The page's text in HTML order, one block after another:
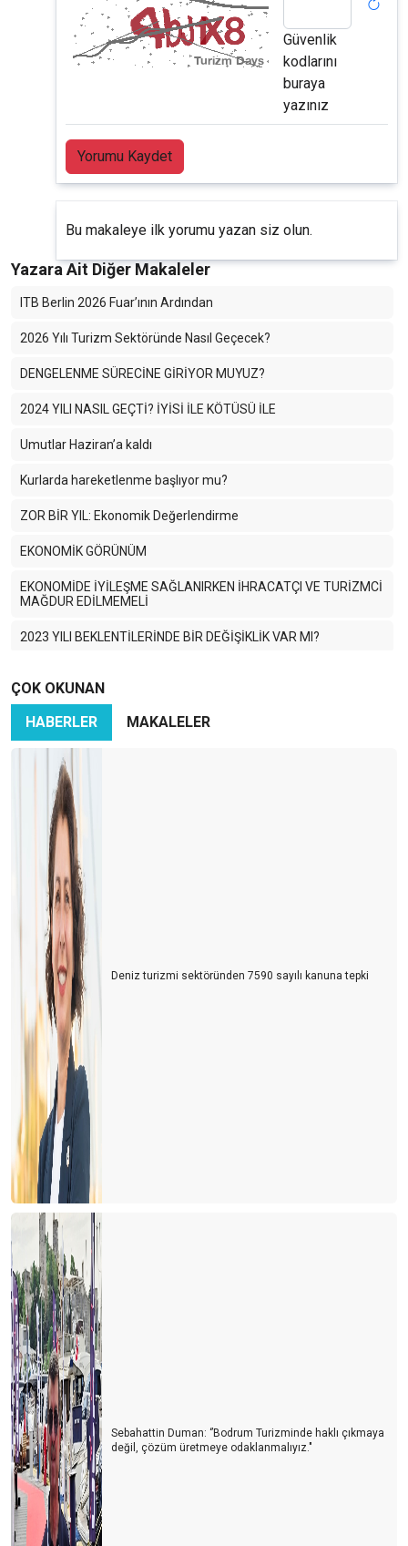
Güvenlik
kodlarını
buraya
yazınız
Yorumu Kaydet
Bu makaleye ilk yorumu yazan siz olun.
Yazara Ait Diğer Makaleler
ITB Berlin 2026 Fuar’ının Ardından
2026 Yılı Turizm Sektöründe Nasıl Geçecek?
DENGELENME SÜRECİNE GİRİYOR MUYUZ?
2024 YILI NASIL GEÇTİ? İYİSİ İLE KÖTÜSÜ İLE
Umutlar Haziran’a kaldı
Kurlarda hareketlenme başlıyor mu?
ZOR BİR YIL: Ekonomik Değerlendirme
EKONOMİK GÖRÜNÜM
EKONOMİDE İYİLEŞME SAĞLANIRKEN İHRACATÇI VE TURİZMCİ
MAĞDUR EDİLMEMELİ
2023 YILI BEKLENTİLERİNDE BİR DEĞİŞİKLİK VAR MI?
2023 YILINA MERHABA DERKEN
Yine yeniden enflasyon
EN BÜYÜK TEHDİT ENFLASYON CANAVARI
2022 YILINA MERHABA DERKEN
2019 YILINA GÖRE HAVACILIK NE DURUMDA?
SİSİFOS-2
Pandemi boyunca 42 havayolu iflas etti
PANDEMİ BİTİNCE SORUNLAR BİTECEK Mİ?
Havayollarının karlılıkları ve zararları nasıl oldu?
TURİZMDE CEPHE KAYBETMEMEMİZ GEREKİYOR
Havacılıkta yeni bir çağa giriliyor
Turizmde siyasetin gölgesi
Korona virüsünün havacılık sektörüne finansal etkisi
Hazırlıklara başlayalım
Kötü başladık ama böyle gitmeyecek
Turizmde ortak strateji gerekli
Döviz kurlarını yakından izlemek gerekiyor
Nihayet 2018 yılı Havacılık Sektör Raporu yayınlandı
Değer zincirinde kırılma
Thomas Cook'tan son dakika golü
İlk 500
Rekor yılında herşey güllük gülistanlık mı?
Turizmin geleceğinde bizi neler bekliyor?
FİNANS PİYASALARININ GELECEĞİ
ÇOK OKUNAN
HABERLER
MAKALELER
Deniz turizmi sektöründen 7590 sayılı kanuna tepki
Sebahattin Duman: ‘’Bodrum Turizminde haklı çıkmaya
değil, çözüm üretmeye odaklanmalıyız."